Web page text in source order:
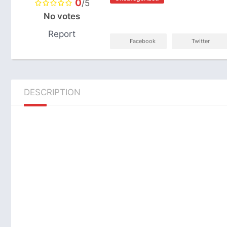
0/5
No votes
Report
Facebook Twitter
DESCRIPTION